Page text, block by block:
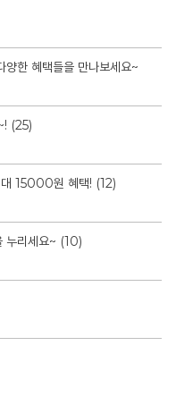
한 혜택들을 만나보세요~
(25)
대 15000원 혜택! (12)
누리세요~ (10)